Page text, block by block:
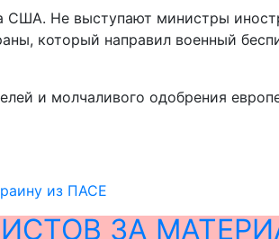
Не выступают министры
который направил военный
и молчаливого одобрения
из ПАСЕ
ЗА